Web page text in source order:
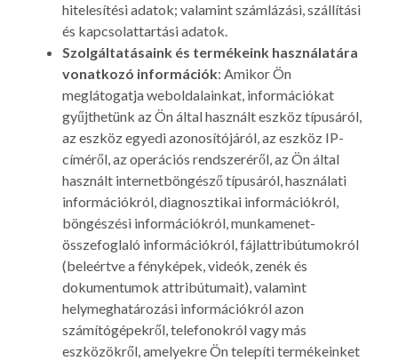
hitelesítési adatok; valamint számlázási, szállítási
és kapcsolattartási adatok.
Szolgáltatásaink és termékeink használatára
vonatkozó információk: Amikor Ön
meglátogatja weboldalainkat, információkat
gyűjthetünk az Ön által használt eszköz típusáról,
az eszköz egyedi azonosítójáról, az eszköz IP-
címéről, az operációs rendszeréről, az Ön által
használt internetböngésző típusáról, használati
információkról, diagnosztikai információkról,
böngészési információkról, munkamenet-
összefoglaló információkról, fájlattribútumokról
(beleértve a fényképek, videók, zenék és
dokumentumok attribútumait), valamint
helymeghatározási információkról azon
számítógépekről, telefonokról vagy más
eszközökről, amelyekre Ön telepíti termékeinket